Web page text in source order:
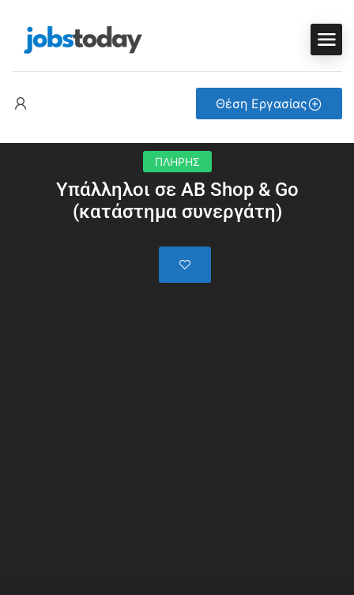
Θέση Εργασίας
ΠΛΗΡΗΣ
Υπάλληλοι σε AB Shop & Go
(κατάστημα συνεργάτη)